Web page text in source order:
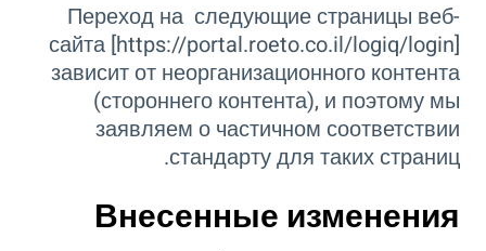
Переход на следующие страницы веб-
сайта [https://portal.roeto.co.il/logiq/login]
зависит от неорганизационного контента
(стороннего контента), и поэтому мы
заявляем о частичном соответствии
стандарту для таких страниц.
Внесенные изменения